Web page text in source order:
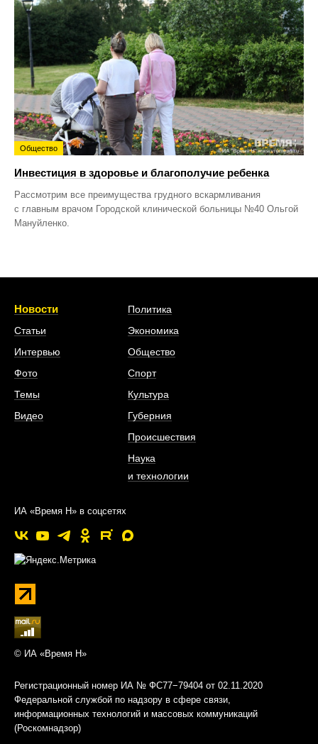
Общество
Инвестиция в здоровье и благополучие ребенка
Рассмотрим все преимущества грудного вскармливания
с главным врачом Городской клинической больницы №40 Ольгой
Мануйленко.
Новости
Статьи
Интервью
Фото
Темы
Видео
Политика
Экономика
Общество
Спорт
Культура
Губерния
Происшествия
Наука
и технологии
ИА «Время Н» в соцсетях
© ИА «Время Н»
Регистрационный номер ИА № ФС77−79404 от 02.11.2020
Федеральной службой по надзору в сфере связи,
информационных технологий и массовых коммуникаций
(Роскомнадзор)